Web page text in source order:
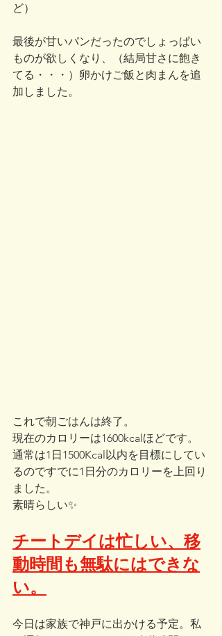
ど）
最後が甘いパンだったのでしょっぱい
ものが欲しくなり、（結局甘さに飽き
てる・・・）卵かけご飯と肉まんを追
加しました。
これで朝ごはんは終了。
現在のカロリーは1600kcalほどです。
通常は1日1500Kcal以内を目標にしてい
るのですでに1日分のカロリーを上回り
ました。
素晴らしい✨
チートデイは忙しい、移
動時間も無駄にはできな
い。
今日は家族で神戸に出かける予定。私